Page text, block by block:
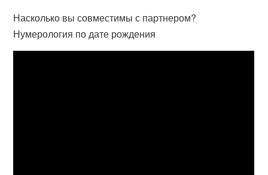
Насколько вы совместимы с партнером?
Нумерология по дате рождения